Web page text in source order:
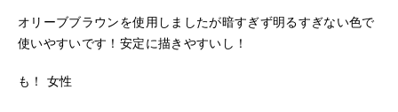
オリーブブラウンを使用しましたが暗すぎず明るすぎない色で
使いやすいです！安定に描きやすいし！
も！ 女性